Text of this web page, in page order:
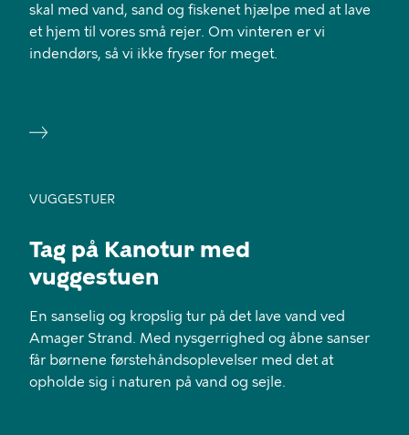
skal med vand, sand og fiskenet hjælpe med at lave
et hjem til vores små rejer. Om vinteren er vi
indendørs, så vi ikke fryser for meget.
VUGGESTUER
Tag på Kanotur med
vuggestuen
En sanselig og kropslig tur på det lave vand ved
Amager Strand. Med nysgerrighed og åbne sanser
får børnene førstehåndsoplevelser med det at
opholde sig i naturen på vand og sejle.